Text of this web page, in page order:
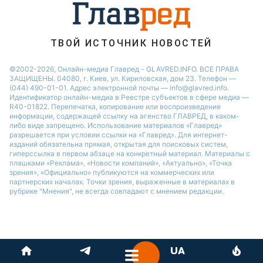
ТВОЙ ИСТОЧНИК НОВОСТЕЙ
©2002-2026, Онлайн-медиа Главред - GLAVRED.INFO. ВСЕ ПРАВА
ЗАЩИЩЕНЫ. 04080, г. Киев, ул. Кириловская, дом 23. Телефон —
(044) 490-01-01. Адрес электронной почты — info@glavred.info.
Идентификатор онлайн-медиа в Реестре cубъектов в сфере медиа —
R40-01822. Перепечатка, копирование или воспроизведение
информации, содержащей ссылку на агенство ГЛАВРЕД, в каком-
либо виде запрещено. Использование материалов «Главред»
разрешается при условии ссылки на «Главред». Для интернет-
изданий обязательна прямая, открытая для поисковых систем,
гиперссылка в первом абзаце на конкретный материал. Материалы с
плашками «Реклама», «Новости компаний», «Актуально», «Точка
зрения», «Официально» публикуются на коммерческих или
партнерских началах. Точки зрения, выраженные в материалах в
рубрике "Мнения", не всегда совпадают с мнением редакции.